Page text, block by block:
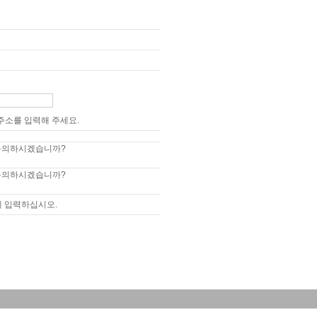
소를 입력해 주세요.
하시겠습니까?
하시겠습니까?
입력하십시오.